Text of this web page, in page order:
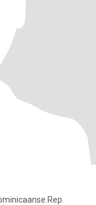
Rep.